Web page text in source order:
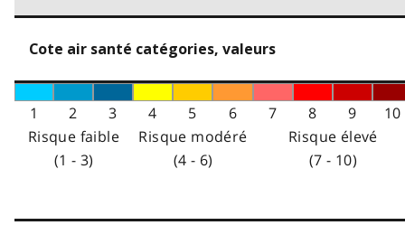
Cote air santé catégories, valeurs
1 2 3 4 5 6 7 8 9
10
Risque faible
(1 - 3)
Risque modéré
(4 - 6)
Risque élevé
(7 - 10)